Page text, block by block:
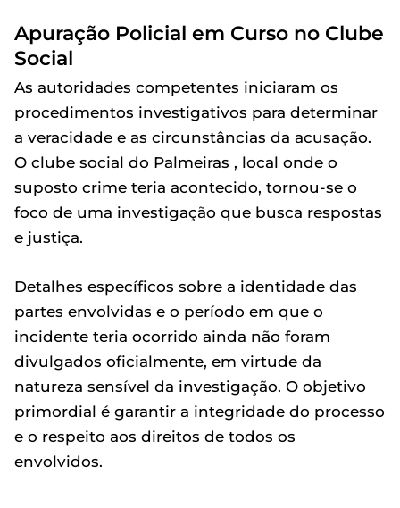
Apuração Policial em Curso no Clube
Social
As autoridades competentes iniciaram os
procedimentos investigativos para determinar
a veracidade e as circunstâncias da acusação.
O clube social do Palmeiras , local onde o
suposto crime teria acontecido, tornou-se o
foco de uma investigação que busca respostas
e justiça.
Detalhes específicos sobre a identidade das
partes envolvidas e o período em que o
incidente teria ocorrido ainda não foram
divulgados oficialmente, em virtude da
natureza sensível da investigação. O objetivo
primordial é garantir a integridade do processo
e o respeito aos direitos de todos os
envolvidos.